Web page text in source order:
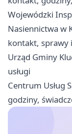
Wojewódzki
Nasiennictwa w
kontakt, sprawy
Urząd Gminy
usługi
Centrum Usług
godziny,